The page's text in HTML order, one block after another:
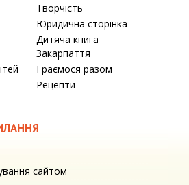
Творчість
Юридична сторінка
Дитяча книга
Закарпаття
Граємося разом
Рецепти
сайтом